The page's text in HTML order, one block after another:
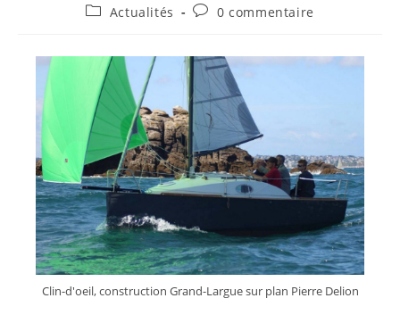
Actualités
0 commentaire
Clin-d'oeil, construction Grand-Largue sur plan Pierre Delion